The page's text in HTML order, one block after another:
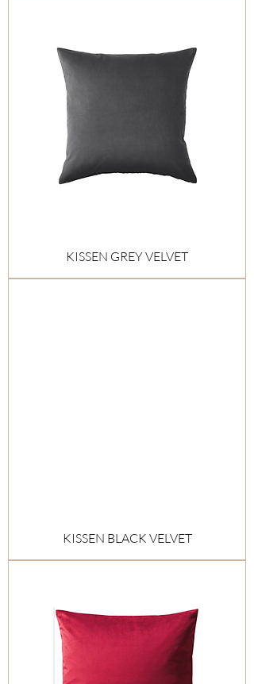
KISSEN GREY VELVET
KISSEN BLACK VELVET